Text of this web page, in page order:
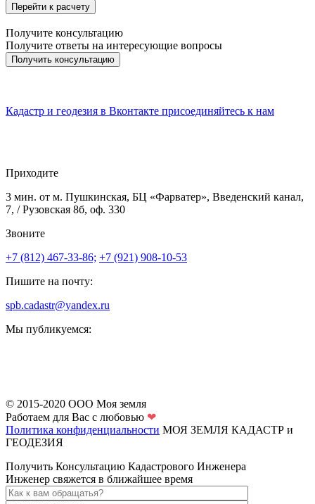
Перейти к расчету
Получите консультацию
Получите ответы на интересующие вопросы
Получить консультацию
Кадастр и геодезия в Вконтакте присоединяйтесь к нам
Приходите
3 мин. от м. Пушкинская, БЦ «Фарватер», Введенский канал,
7, / Рузовская 8б, оф. 330
Звоните
+7 (812) 467-33-86; +7 (921) 908-10-53
Пишите на почту:
spb.cadastr@yandex.ru
Мы публикуемся:
© 2015-2020 ООО Моя земля
Работаем для Вас с любовью ❤
Политика конфиденциальности МОЯ ЗЕМЛЯ КАДАСТР и
ГЕОДЕЗИЯ
Получить Консультацию Кадастрового Инженера
Инженер свяжется в ближайшее время